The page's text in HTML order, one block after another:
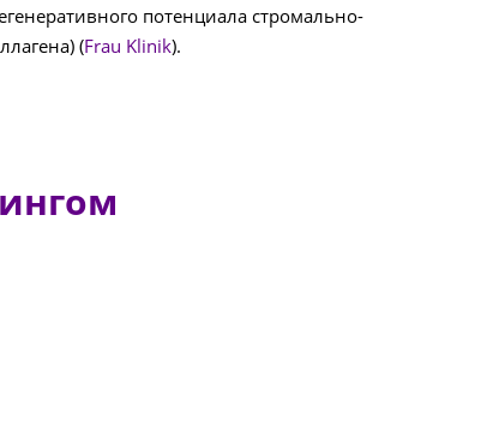
потенциала стромально-
(Frau Klinik).